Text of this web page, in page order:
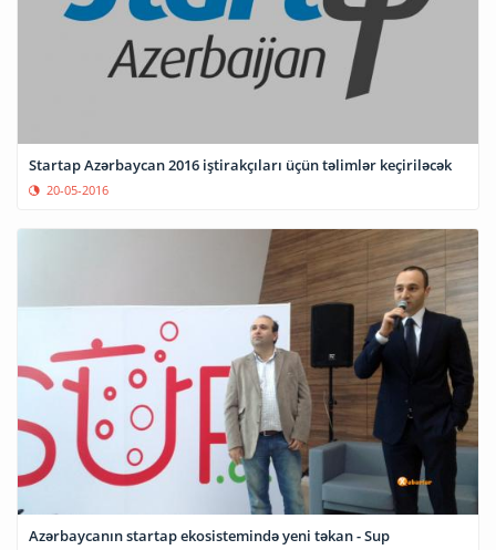
Startap Azərbaycan 2016 iştirakçıları üçün təlimlər keçiriləcək
20-05-2016
Azərbaycanın startap ekosistemində yeni təkan - Sup